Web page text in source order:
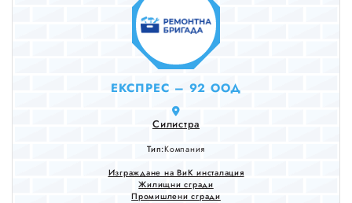
EКСПРЕС – 92 ООД
Силистра
Тип:Компания
Изграждане на ВиК инсталация
Жилищни сгради
Промишлени сгради